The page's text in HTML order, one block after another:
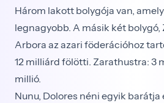
Három lakott bolygója van,
legnagyobb. A másik két bolygó,
Arbora az azari föderációhoz
12 milliárd fölötti. Zarathustra: 3
millió.
Nunu, Dolores néni egyik barátja